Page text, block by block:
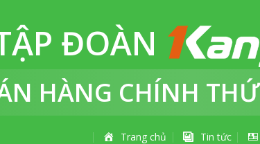
ĐOÀN
HÀNG CHÍNH
Trang chủ Tin tức